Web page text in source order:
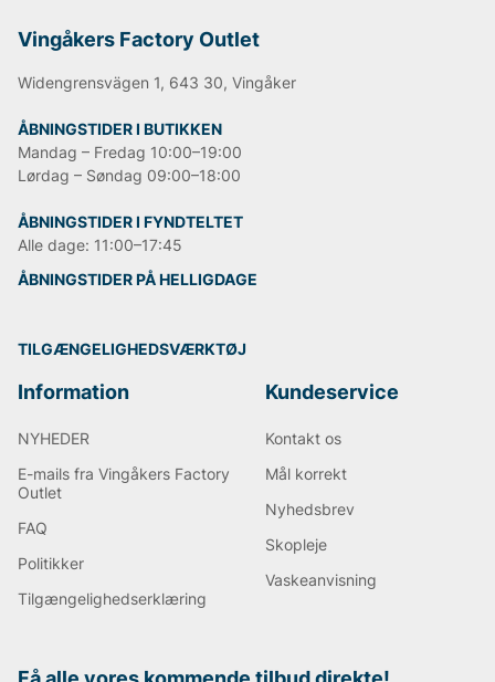
Vingåkers Factory Outlet
Widengrensvägen 1, 643 30, Vingåker
ÅBNINGSTIDER I BUTIKKEN
Mandag – Fredag 10:00–19:00
Lørdag – Søndag 09:00–18:00
ÅBNINGSTIDER I FYNDTELTET
Alle dage: 11:00–17:45
ÅBNINGSTIDER PÅ HELLIGDAGE
TILGÆNGELIGHEDSVÆRKTØJ
Information
NYHEDER
E-mails fra Vingåkers Factory
Outlet
FAQ
Politikker
Tilgængelighedserklæring
Kundeservice
Kontakt os
Mål korrekt
Nyhedsbrev
Skopleje
Vaskeanvisning